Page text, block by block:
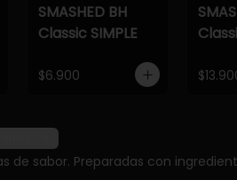
SMASHED BH
Classic SIMPLE
$6.900
de sabor. Preparadas con